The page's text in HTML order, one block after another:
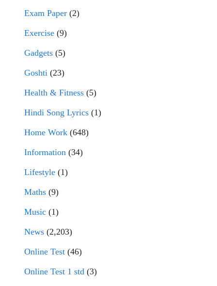
Exam Paper (2)
Exercise (9)
Gadgets (5)
Goshti (23)
Health & Fitness (5)
Hindi Song Lyrics (1)
Home Work (648)
Information (34)
Lifestyle (1)
Maths (9)
Music (1)
News (2,203)
Online Test (46)
Online Test 1 std (3)